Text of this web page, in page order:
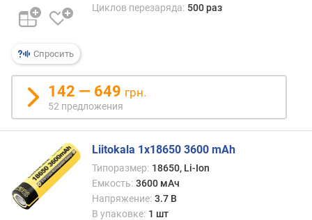
Спросить
Циклов перезаряда: 500 раз
142 — 649 грн.
52 предложения
Liitokala 1x18650 3600 mAh
Типоразмер: 18650, Li-Ion
Емкость: 3600 мАч
Напряжение: 3.7 В
В упаковке: 1 шт